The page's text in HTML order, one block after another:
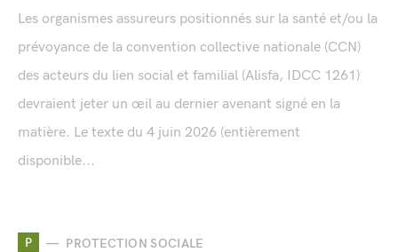
Les organismes assureurs positionnés sur la santé et/ou la
prévoyance de la convention collective nationale (CCN)
des acteurs du lien social et familial (Alisfa, IDCC 1261)
devraient jeter un œil au dernier avenant signé en la
matière. Le texte du 4 juin 2026 (entièrement
disponible...
P PROTECTION SOCIALE